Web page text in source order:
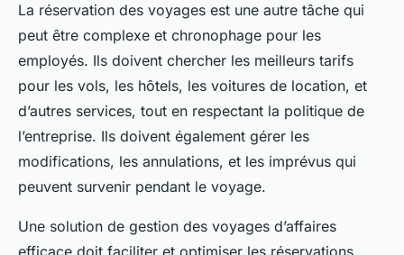
La réservation des voyages est une autre tâche qui
peut être complexe et chronophage pour les
employés. Ils doivent chercher les meilleurs tarifs
pour les vols, les hôtels, les voitures de location, et
d’autres services, tout en respectant la politique de
l’entreprise. Ils doivent également gérer les
modifications, les annulations, et les imprévus qui
peuvent survenir pendant le voyage.
Une solution de gestion des voyages d’affaires